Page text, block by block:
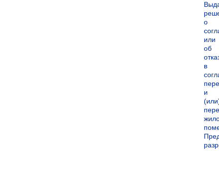
о
или
об
в
и